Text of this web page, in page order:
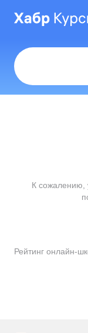
Рейтинг онлайн-
К сожалению,